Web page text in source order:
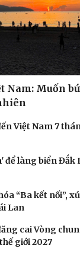
Nam: Muốn
Việt Nam 7
để làng biển Đắk
“Ba kết nối”,
Lan
cai Vòng
giới 2027